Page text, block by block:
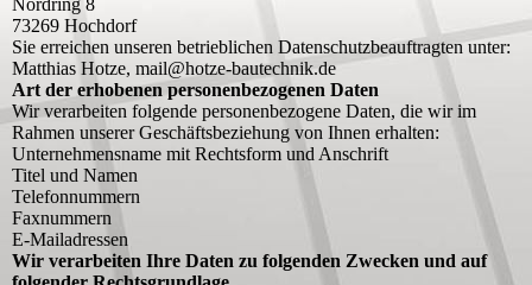
Nordring 8
73269 Hochdorf
Sie erreichen unseren betrieblichen Datenschutzbeauftragten unter:
Matthias Hotze, mail@hotze-bautechnik.de
Art der erhobenen personenbezogenen Daten
Wir verarbeiten folgende personenbezogene Daten, die wir im
Rahmen unserer Geschäftsbeziehung von Ihnen erhalten:
Unternehmensname mit Rechtsform und Anschrift
Titel und Namen
Telefonnummern
Faxnummern
E-Mailadressen
Wir verarbeiten Ihre Daten zu folgenden Zwecken und auf